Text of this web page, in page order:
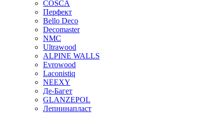
COSCA
Перфект
Bello Deco
Decomaster
NMС
Ultrawood
ALPINE WALLS
Evrowood
Laconistiq
NEEXY
Де-Багет
GLANZEPOL
Лепнинапласт